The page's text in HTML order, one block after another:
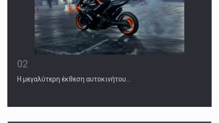
02
Η μεγαλύτερη έκθεση αυτοκινήτου…